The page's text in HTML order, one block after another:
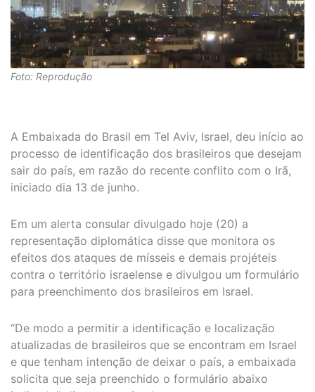
Foto: Reprodução
A Embaixada do Brasil em Tel Aviv, Israel, deu início ao
processo de identificação dos brasileiros que desejam
sair do país, em razão do recente conflito com o Irã,
iniciado dia 13 de junho.
Em um alerta consular divulgado hoje (20) a
representação diplomática disse que monitora os
efeitos dos ataques de mísseis e demais projéteis
contra o território israelense e divulgou um formulário
para preenchimento dos brasileiros em Israel.
“De modo a permitir a identificação e localização
atualizadas de brasileiros que se encontram em Israel
e que tenham intenção de deixar o país, a embaixada
solicita que seja preenchido o formulário abaixo